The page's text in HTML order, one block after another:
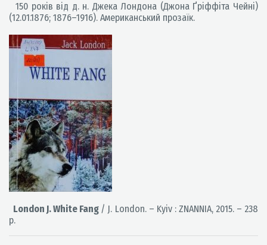
150 років від д. н. Джека Лондона (Джона Ґріффіта Чейні)
(12.01.1876; 1876–1916). Американський прозаїк.
London J. White Fang / J. London. – Kyiv : ZNANNIA, 2015. – 238
p.